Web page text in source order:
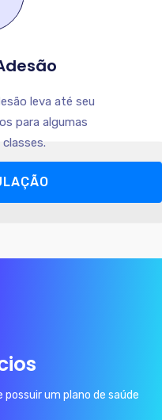
leva até seu
para algumas
um plano de saúde